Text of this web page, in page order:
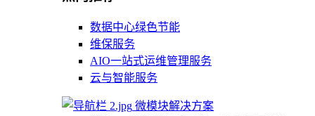
数据中心绿色节能
维保服务
AIO一站式运维管理服务
云与智能服务
微模块解决方案